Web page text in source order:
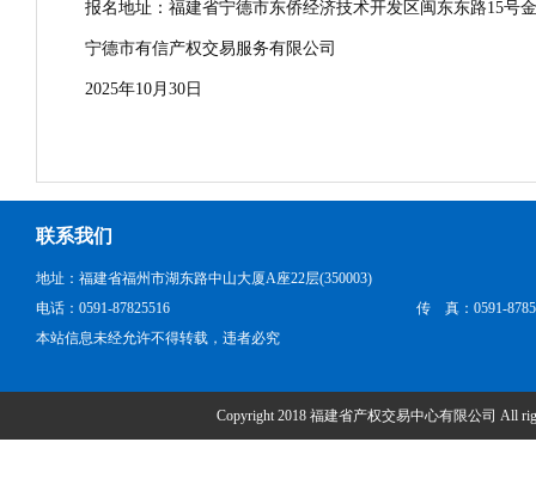
报名地址：福建省宁德市东侨经济技术开发区闽东东路15号
宁德市有信产权交易服务有限公司
2025年10月30日
联系我们
地址：福建省福州市湖东路中山大厦A座22层(350003)
电话：0591-87825516
传 真：0591-
本站信息未经允许不得转载，违者必究
Copyright 2018 福建省产权交易中心有限公司 All